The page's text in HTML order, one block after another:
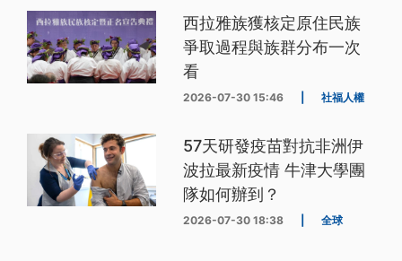
西拉雅族獲核定原住民族
爭取過程與族群分布一次
看
2026-07-30 15:46 社福人權
57天研發疫苗對抗非洲伊
波拉最新疫情 牛津大學團
隊如何辦到？
2026-07-30 18:38 全球